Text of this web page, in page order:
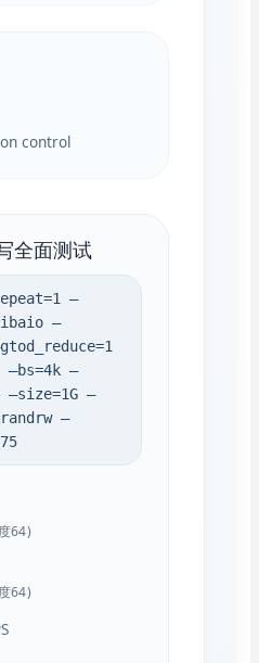
control
全面测试
–
–
–bs=4k –
–size=1G –
–
64)
64)